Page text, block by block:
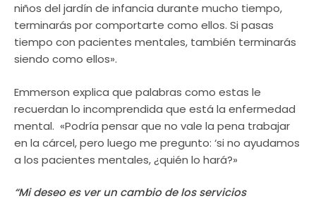
niños del jardín de infancia durante mucho tiempo,
terminarás por comportarte como ellos. Si pasas
tiempo con pacientes mentales, también terminarás
siendo como ellos».
Emmerson explica que palabras como estas le
recuerdan lo incomprendida que está la enfermedad
mental. «Podría pensar que no vale la pena trabajar
en la cárcel, pero luego me pregunto: ‘si no ayudamos
a los pacientes mentales, ¿quién lo hará?»
“Mi deseo es ver un cambio de los servicios